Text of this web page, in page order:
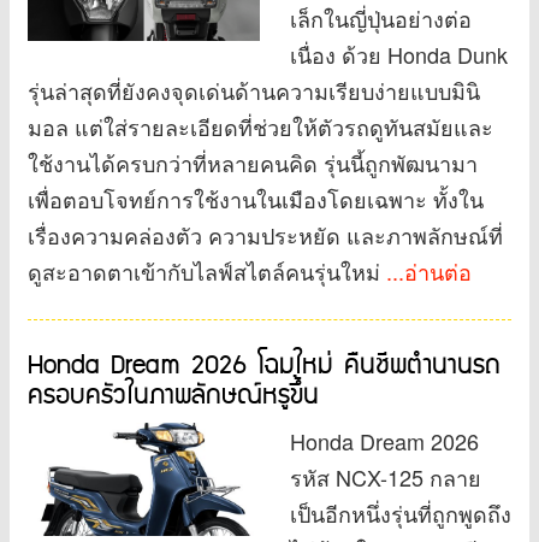
เล็กในญี่ปุ่นอย่างต่อ
เนื่อง ด้วย Honda Dunk
รุ่นล่าสุดที่ยังคงจุดเด่นด้านความเรียบง่ายแบบมินิ
มอล แต่ใส่รายละเอียดที่ช่วยให้ตัวรถดูทันสมัยและ
ใช้งานได้ครบกว่าที่หลายคนคิด รุ่นนี้ถูกพัฒนามา
เพื่อตอบโจทย์การใช้งานในเมืองโดยเฉพาะ ทั้งใน
เรื่องความคล่องตัว ความประหยัด และภาพลักษณ์ที่
ดูสะอาดตาเข้ากับไลฟ์สไตล์คนรุ่นใหม่ ...อ่านต่อ
Honda Dream 2026 โฉมใหม่ คืนชีพตำนานรถ
ครอบครัวในภาพลักษณ์หรูขึ้น
Honda Dream 2026
รหัส NCX-125 กลาย
เป็นอีกหนึ่งรุ่นที่ถูกพูดถึง